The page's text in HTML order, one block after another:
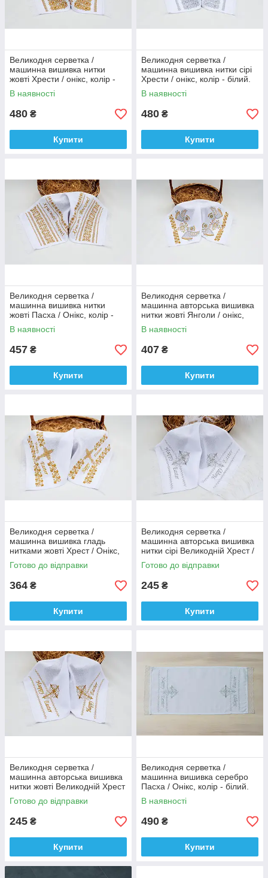
Великодня серветка /
машинна вишивка нитки
жовті Хрести / онікс, колір -
білий.
В наявності
480 ₴
Купити
Великодня серветка /
машинна вишивка нитки сірі
Хрести / онікс, колір - білий.
В наявності
480 ₴
Купити
Великодня серветка /
машинна вишивка нитки
жовті Пасха / Онікс, колір -
білий.
В наявності
457 ₴
Купити
Великодня серветка /
машинна авторська вишивка
нитки жовті Янголи / онікс,
колір - білий.
В наявності
407 ₴
Купити
Великодня серветка /
машинна вишивка гладь
нитками жовті Хрест / Онікс,
колір - білий.
Готово до відправки
364 ₴
Купити
Великодня серветка /
машинна авторська вишивка
нитки сірі Великодній Хрест /
онікс, колір - білий.
Готово до відправки
245 ₴
Купити
Великодня серветка /
машинна авторська вишивка
нитки жовті Великодній Хрест
/ онікс, колір - білий.
Готово до відправки
245 ₴
Купити
Великодня серветка /
машинна вишивка серебро
Пасха / Онікс, колір - білий.
В наявності
490 ₴
Купити